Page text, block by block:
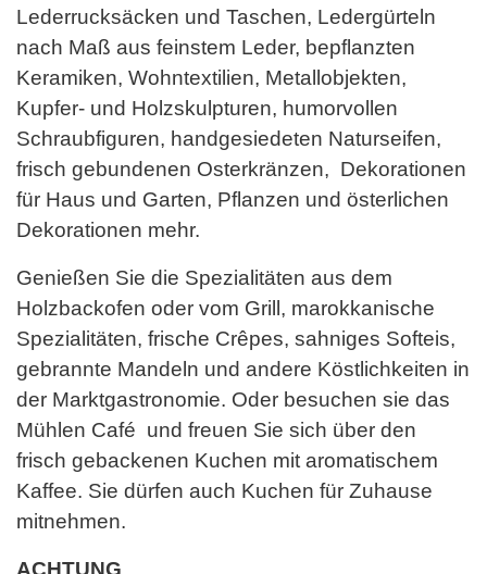
Lederrucksäcken und Taschen, Ledergürteln
nach Maß aus feinstem Leder, bepflanzten
Keramiken, Wohntextilien, Metallobjekten,
Kupfer- und Holzskulpturen, humorvollen
Schraubfiguren, handgesiedeten Naturseifen,
frisch gebundenen Osterkränzen, Dekorationen
für Haus und Garten, Pflanzen und österlichen
Dekorationen mehr.
Genießen Sie die Spezialitäten aus dem
Holzbackofen oder vom Grill, marokkanische
Spezialitäten, frische Crêpes, sahniges Softeis,
gebrannte Mandeln und andere Köstlichkeiten in
der Marktgastronomie. Oder besuchen sie das
Mühlen Café und freuen Sie sich über den
frisch gebackenen Kuchen mit aromatischem
Kaffee. Sie dürfen auch Kuchen für Zuhause
mitnehmen.